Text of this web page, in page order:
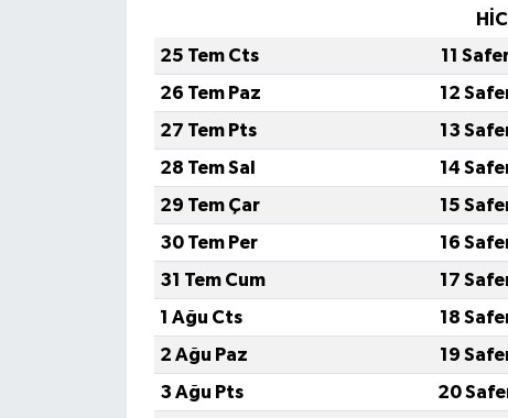
25 Tem Cts
11
26 Tem Paz
12
27 Tem Pts
13
28 Tem Sal
14
29 Tem Çar
15
30 Tem Per
16
31 Tem Cum
17
1 Ağu Cts
18
2 Ağu Paz
19
3 Ağu Pts
20